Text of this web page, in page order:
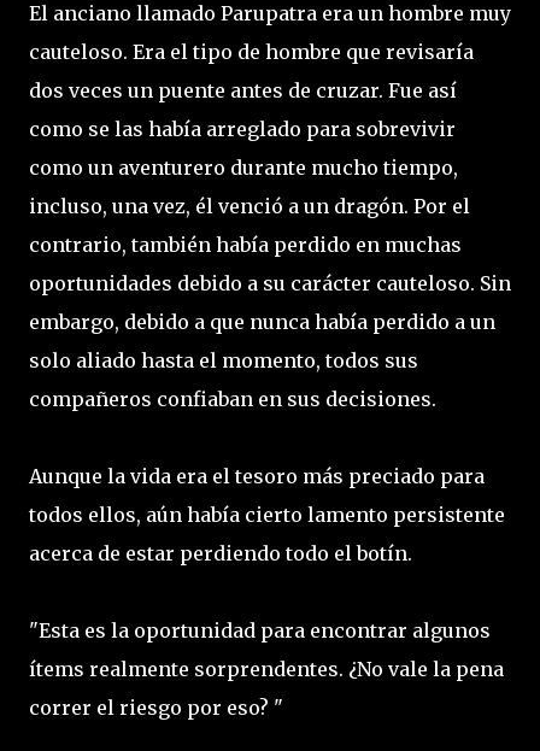
El anciano llamado Parupatra era un hombre muy
cauteloso. Era el tipo de hombre que revisaría
dos veces un puente antes de cruzar. Fue así
como se las había arreglado para sobrevivir
como un aventurero durante mucho tiempo,
incluso, una vez, él venció a un dragón. Por el
contrario, también había perdido en muchas
oportunidades debido a su carácter cauteloso. Sin
embargo, debido a que nunca había perdido a un
solo aliado hasta el momento, todos sus
compañeros confiaban en sus decisiones.
Aunque la vida era el tesoro más preciado para
todos ellos, aún había cierto lamento persistente
acerca de estar perdiendo todo el botín.
"Esta es la oportunidad para encontrar algunos
ítems realmente sorprendentes. ¿No vale la pena
correr el riesgo por eso? "